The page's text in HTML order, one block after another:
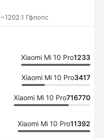
~1202.1 Гфлопс
Xiaomi Mi 10 Pro1233
Xiaomi Mi 10 Pro3417
Xiaomi Mi 10 Pro716770
Xiaomi Mi 10 Pro11392